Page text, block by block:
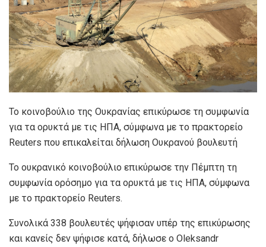
Το κοινοβούλιο της Ουκρανίας επικύρωσε τη συμφωνία
για τα ορυκτά με τις ΗΠΑ, σύμφωνα με το πρακτορείο
Reuters που επικαλείται δήλωση Ουκρανού βουλευτή
Το ουκρανικό κοινοβούλιο επικύρωσε την Πέμπτη τη
συμφωνία ορόσημο για τα ορυκτά με τις ΗΠΑ, σύμφωνα
με το πρακτορείο Reuters.
Συνολικά 338 βουλευτές ψήφισαν υπέρ της επικύρωσης
και κανείς δεν ψήφισε κατά, δήλωσε ο Oleksandr